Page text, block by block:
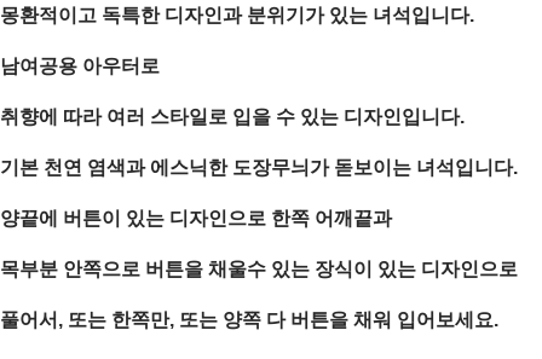
몽환적이고 독특한 디자인과 분위기가 있는 녀석입니다.
남여공용 아우터로
취향에 따라 여러 스타일로 입을 수 있는 디자인입니다.
기본 천연 염색과 에스닉한 도장무늬가 돋보이는 녀석입니다.
양끝에 버튼이 있는 디자인으로 한쪽 어깨끝과
목부분 안쪽으로 버튼을 채울수 있는 장식이 있는 디자인으로
풀어서, 또는 한쪽만, 또는 양쪽 다 버튼을 채워 입어보세요.